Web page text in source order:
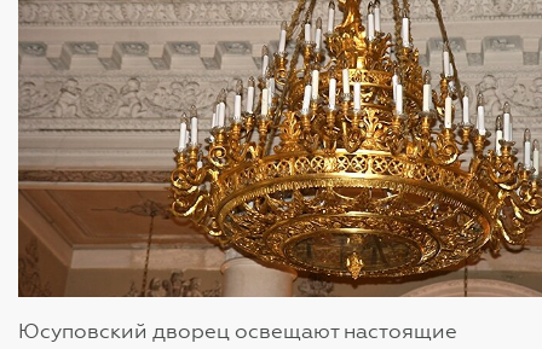
Юсуповский дворец освещают настоящие